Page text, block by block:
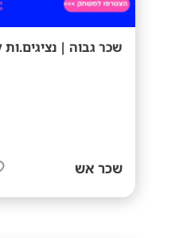
שכר גבוה |
שכר אש